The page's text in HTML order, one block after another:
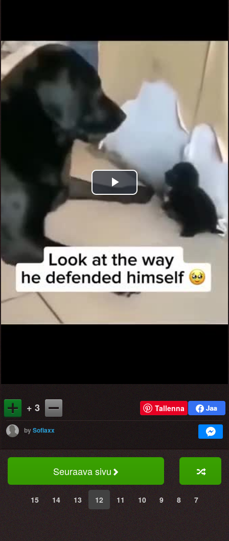
Play
Video
+ 3 Tallenna
bySofiaxx
Seuraava sivu
15 14 13 12 11 10 9 8 7